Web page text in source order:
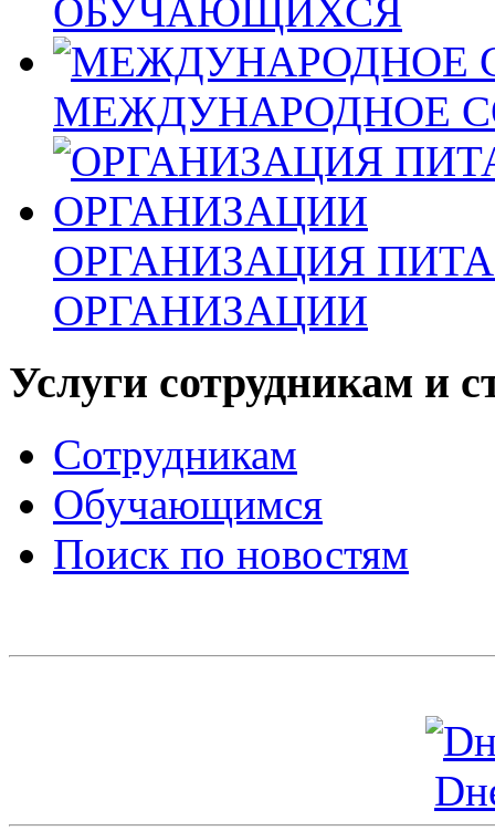
ОБУЧАЮЩИХСЯ
МЕЖДУНАРОДНОЕ
ОРГАНИЗАЦИЯ
ОРГАНИЗАЦИИ
Услуги сотрудникам и
Сотрудникам
Обучающимся
Поиск по новостям